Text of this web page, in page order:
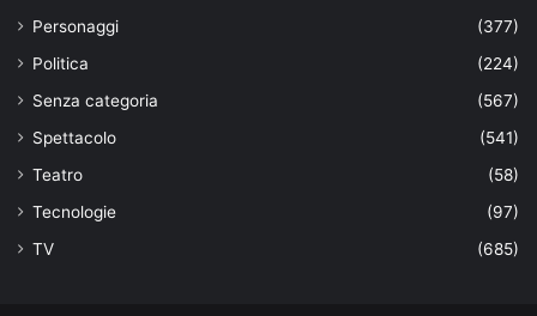
Personaggi
(377)
Politica
(224)
Senza categoria
(567)
Spettacolo
(541)
Teatro
(58)
Tecnologie
(97)
TV
(685)